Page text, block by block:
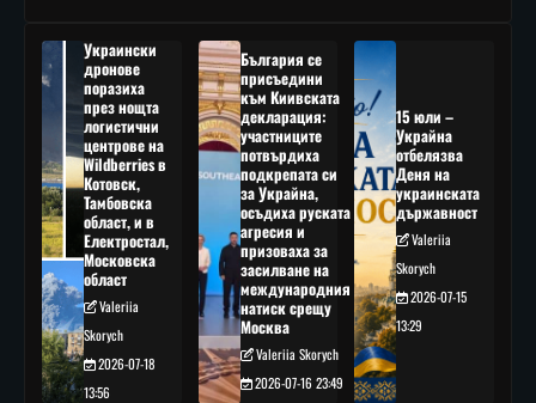
Украински
дронове
поразиха
през нощта
логистични
центрове на
Wildberries в
Котовск,
Тамбовска
област, и в
Електростал,
Московска
област
Valeriia
Skorych
2026-07-18
13:56
България се
присъедини
към Киивската
декларация:
участниците
потвърдиха
подкрепата си
за Украйна,
осъдиха руската
агресия и
призоваха за
засилване на
международния
натиск срещу
Москва
Valeriia Skorych
2026-07-16 23:49
15 юли –
Украйна
отбелязва
Деня на
украинската
държавност
Valeriia
Skorych
2026-07-15
13:29